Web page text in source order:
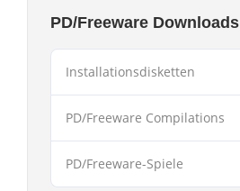
PD/Freeware Downloads
Installationsdisketten
PD/Freeware Compilations
PD/Freeware-Spiele